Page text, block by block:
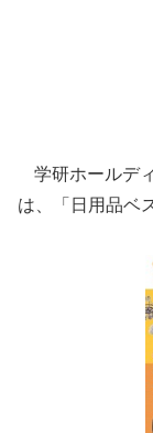
学研ホールデ
は、「日用品ベ